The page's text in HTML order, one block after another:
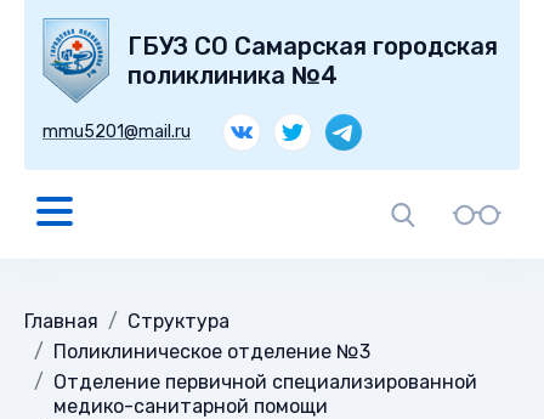
ГБУЗ СО Самарская городская
поликлиника №4
mmu5201@mail.ru
Главная
Структура
Поликлиническое отделение №3
Отделение первичной специализированной
медико-санитарной помощи